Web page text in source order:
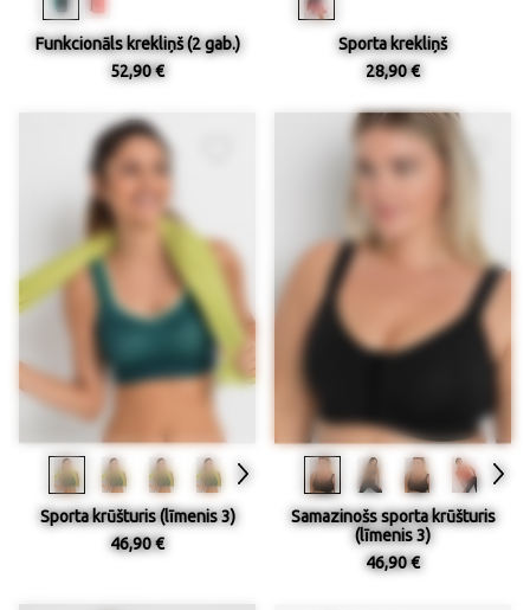
Funkcionāls krekliņš (2 gab.)
52,90 €
Sporta krekliņš
28,90 €
Sporta krūšturis (līmenis 3)
46,90 €
Samazinošs sporta krūšturis
(līmenis 3)
46,90 €